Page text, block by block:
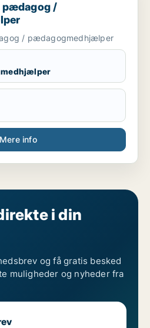
pædagog /
/ pædagogmedhjælper
Mere info
i din
og få gratis besked
muligheder og nyheder fra